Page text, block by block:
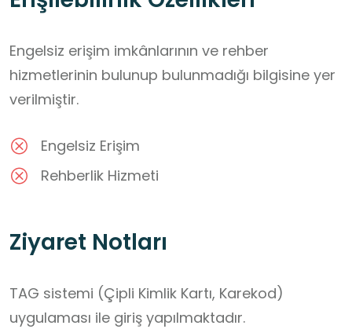
Engelsiz erişim imkânlarının ve rehber
hizmetlerinin bulunup bulunmadığı bilgisine yer
verilmiştir.
Engelsiz Erişim
Rehberlik Hizmeti
Ziyaret Notları
TAG sistemi (Çipli Kimlik Kartı, Karekod)
uygulaması ile giriş yapılmaktadır.